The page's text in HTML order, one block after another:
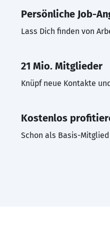
Persönliche Job-
Lass Dich finden von
21 Mio. Mitglieder
Knüpf neue Kontakte
Kostenlos
Schon als Basis-